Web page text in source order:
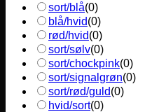
sort/blå(0)
blå/hvid(0)
rød/hvid(0)
sort/sølv(0)
sort/chockpink(0)
sort/signalgrøn(0)
sort/rød/guld(0)
hvid/sort(0)